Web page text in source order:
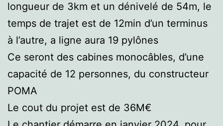
longueur de 3km et un dénivelé de 54m, le
temps de trajet est de 12min d’un terminus
à l’autre, a ligne aura 19 pylônes
Ce seront des cabines monocâbles, d’une
capacité de 12 personnes, du constructeur
POMA
Le cout du projet est de 36M€